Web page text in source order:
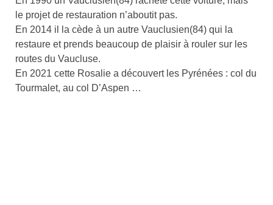
le projet de restauration n’aboutit pas.
En 2014 il la cède à un autre Vauclusien(84) qui la
restaure et prends beaucoup de plaisir à rouler sur les
routes du Vaucluse.
En 2021 cette Rosalie a découvert les Pyrénées : col du
Tourmalet, au col D’Aspen …